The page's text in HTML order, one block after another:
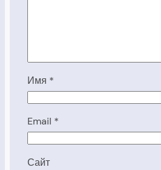
Имя *
Email *
Сайт